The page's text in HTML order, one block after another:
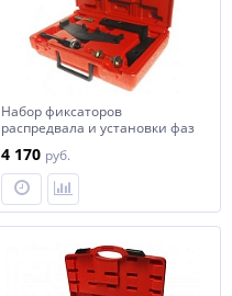
Набор фиксаторов
распредвала и установки фаз
4 170 руб.